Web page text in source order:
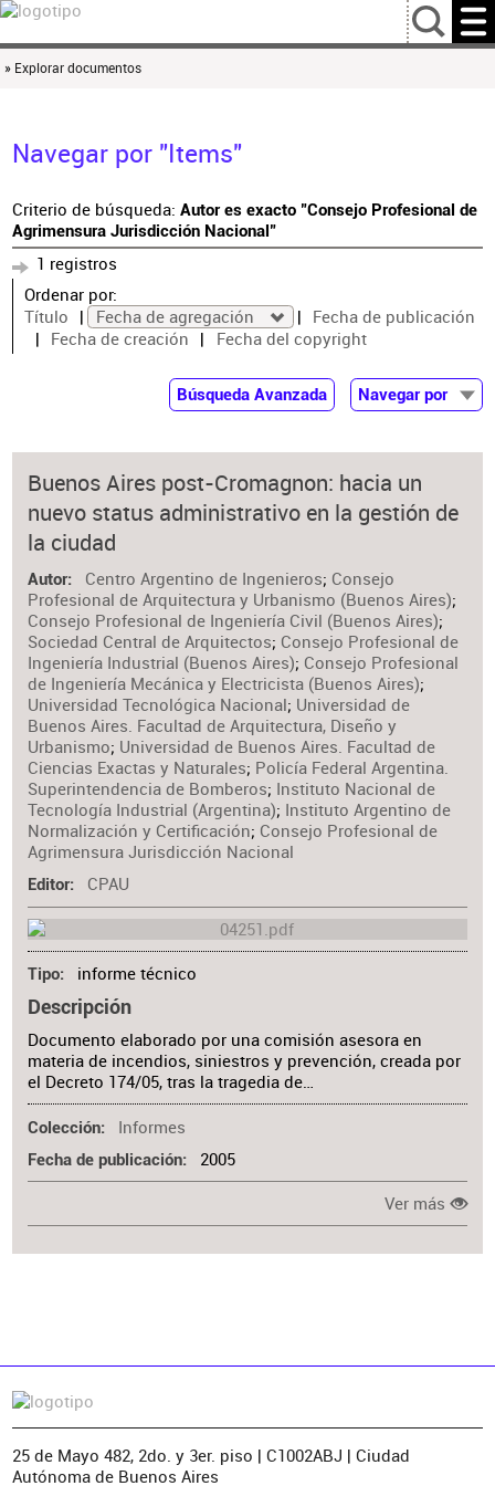
…
» Explorar documentos
Navegar por "Items"
Criterio de búsqueda: Autor es exacto "Consejo Profesional de
Agrimensura Jurisdicción Nacional"
1 registros
Ordenar por:
Título
Fecha de agregación
Fecha de publicación
Fecha de creación
Fecha del copyright
Búsqueda Avanzada
Navegar por
Autor
Colaborador
Materia
Buenos Aires post-Cromagnon: hacia un
nuevo status administrativo en la gestión de
la ciudad
Autor Centro Argentino de Ingenieros; Consejo
Profesional de Arquitectura y Urbanismo (Buenos Aires);
Consejo Profesional de Ingeniería Civil (Buenos Aires);
Sociedad Central de Arquitectos; Consejo Profesional de
Ingeniería Industrial (Buenos Aires); Consejo Profesional
de Ingeniería Mecánica y Electricista (Buenos Aires);
Universidad Tecnológica Nacional; Universidad de
Buenos Aires. Facultad de Arquitectura, Diseño y
Urbanismo; Universidad de Buenos Aires. Facultad de
Ciencias Exactas y Naturales; Policía Federal Argentina.
Superintendencia de Bomberos; Instituto Nacional de
Tecnología Industrial (Argentina); Instituto Argentino de
Normalización y Certificación; Consejo Profesional de
Agrimensura Jurisdicción Nacional
Editor CPAU
Tipo informe técnico
Descripción
Documento elaborado por una comisión asesora en
materia de incendios, siniestros y prevención, creada por
el Decreto 174/05, tras la tragedia de…
Colección Informes
Fecha de publicación 2005
Ver más
25 de Mayo 482, 2do. y 3er. piso | C1002ABJ | Ciudad
Autónoma de Buenos Aires